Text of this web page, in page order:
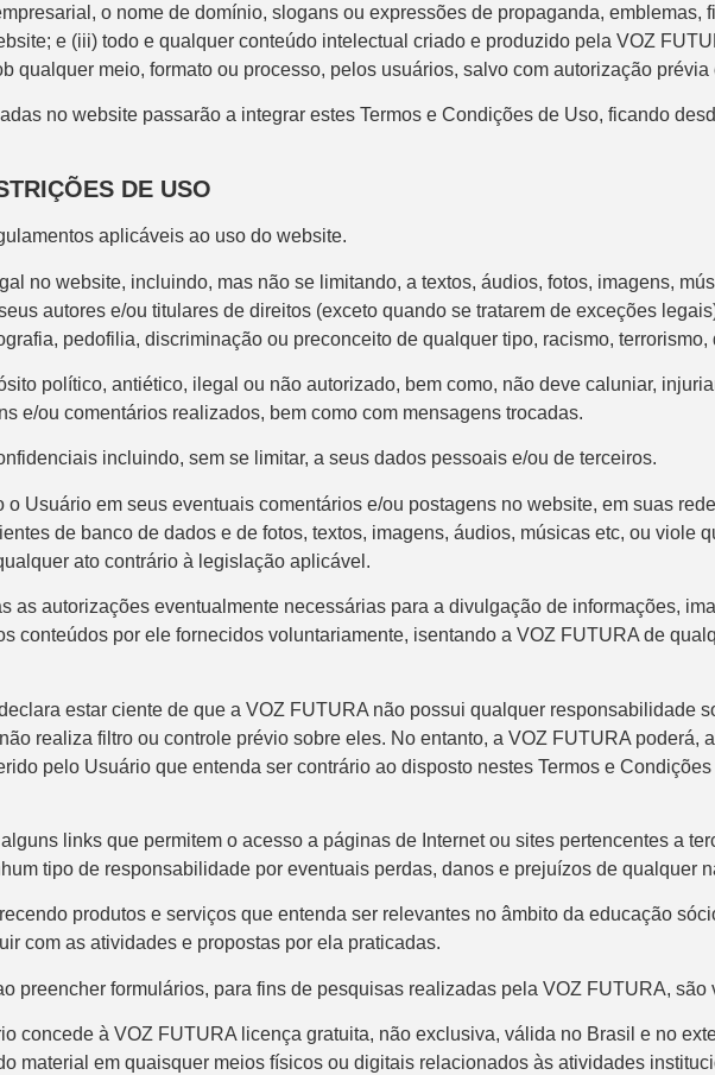
o nome de domínio, slogans ou expressões de propaganda, emblemas,
e (iii) todo e qualquer conteúdo intelectual criado e produzido pela VOZ
qualquer meio, formato ou processo, pelos usuários, salvo com autorização
no website passarão a integrar estes Termos e Condições de Uso, ficando
DE USO
aplicáveis ao uso do website.
no website, incluindo, mas não se limitando, a textos, áudios, fotos, imagens,
autores e/ou titulares de direitos (exceto quando se tratarem de exceções
pedofilia, discriminação ou preconceito de qualquer tipo, racismo,
político, antiético, ilegal ou não autorizado, bem como, não deve caluniar,
e/ou comentários realizados, bem como com mensagens trocadas.
incluindo, sem se limitar, a seus dados pessoais e/ou de terceiros.
Usuário em seus eventuais comentários e/ou postagens no website, em suas
de banco de dados e de fotos, textos, imagens, áudios, músicas etc, ou viole
ato contrário à legislação aplicável.
as autorizações eventualmente necessárias para a divulgação de informações,
conteúdos por ele fornecidos voluntariamente, isentando a VOZ FUTURA de
estar ciente de que a VOZ FUTURA não possui qualquer responsabilidade
realiza filtro ou controle prévio sobre eles. No entanto, a VOZ FUTURA poderá,
pelo Usuário que entenda ser contrário ao disposto nestes Termos e
links que permitem o acesso a páginas de Internet ou sites pertencentes a
tipo de responsabilidade por eventuais perdas, danos e prejuízos de qualquer
produtos e serviços que entenda ser relevantes no âmbito da educação
com as atividades e propostas por ela praticadas.
preencher formulários, para fins de pesquisas realizadas pela VOZ FUTURA, são
concede à VOZ FUTURA licença gratuita, não exclusiva, válida no Brasil e no
material em quaisquer meios físicos ou digitais relacionados às atividades